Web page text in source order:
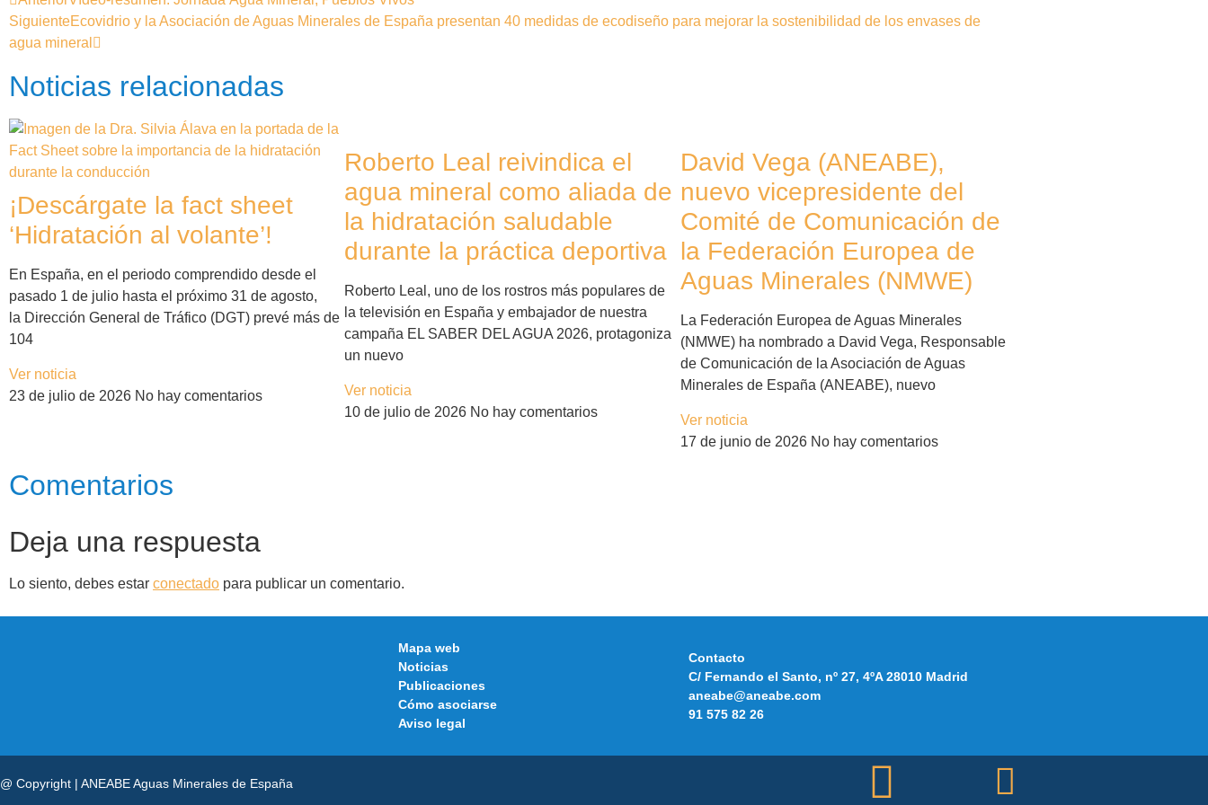
SiguienteEcovidrio y la Asociación de Aguas Minerales de España presentan 40 medidas de ecodiseño para mejorar la sostenibilidad de los envases de
agua mineral
Noticias relacionadas
¡Descárgate la fact sheet
‘Hidratación al volante’!
En España, en el periodo comprendido desde el
pasado 1 de julio hasta el próximo 31 de agosto,
la Dirección General de Tráfico (DGT) prevé más de
104
Ver noticia
23 de julio de 2026 No hay comentarios
Roberto Leal reivindica el
agua mineral como aliada de
la hidratación saludable
durante la práctica deportiva
Roberto Leal, uno de los rostros más populares de
la televisión en España y embajador de nuestra
campaña EL SABER DEL AGUA 2026, protagoniza
un nuevo
Ver noticia
10 de julio de 2026 No hay comentarios
David Vega (ANEABE),
nuevo vicepresidente del
Comité de Comunicación de
la Federación Europea de
Aguas Minerales (NMWE)
La Federación Europea de Aguas Minerales
(NMWE) ha nombrado a David Vega, Responsable
de Comunicación de la Asociación de Aguas
Minerales de España (ANEABE), nuevo
Ver noticia
17 de junio de 2026 No hay comentarios
Comentarios
Deja una respuesta
Lo siento, debes estar conectado para publicar un comentario.
Mapa web
Noticias
Publicaciones
Cómo asociarse
Aviso legal
Contacto
C/ Fernando el Santo, nº 27, 4ºA 28010 Madrid
aneabe@aneabe.com
91 575 82 26
@ Copyright | ANEABE Aguas Minerales de España